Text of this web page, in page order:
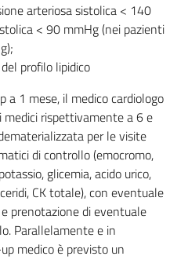
arteriosa sistolica < 140
< 90 mmHg (nei pazienti
profilo lipidico
1 mese, il medico cardiologo
rispettivamente a 6 e
per le visite
di controllo (emocromo,
glicemia, acido urico,
CK totale), con eventuale
prenotazione di eventuale
Parallelamente e in
medico è previsto un